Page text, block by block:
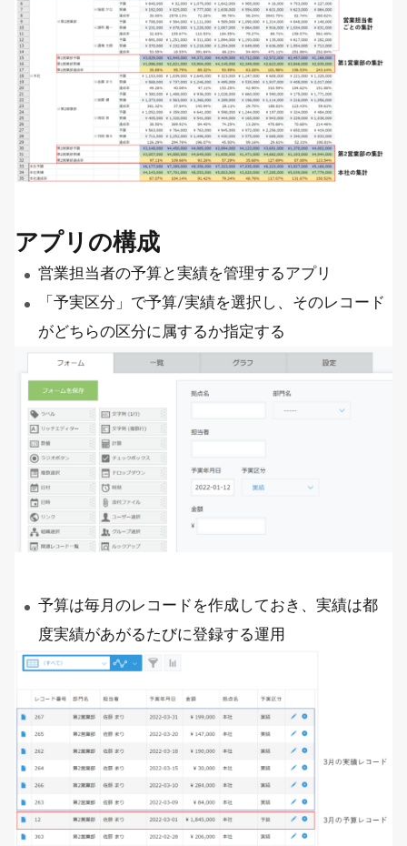
アプリの構成
営業担当者の予算と実績を管理するアプリ
「予実区分」で予算/実績を選択し、そのレコード
がどちらの区分に属するか指定する
予算は毎月のレコードを作成しておき、実績は都
度実績があがるたびに登録する運用